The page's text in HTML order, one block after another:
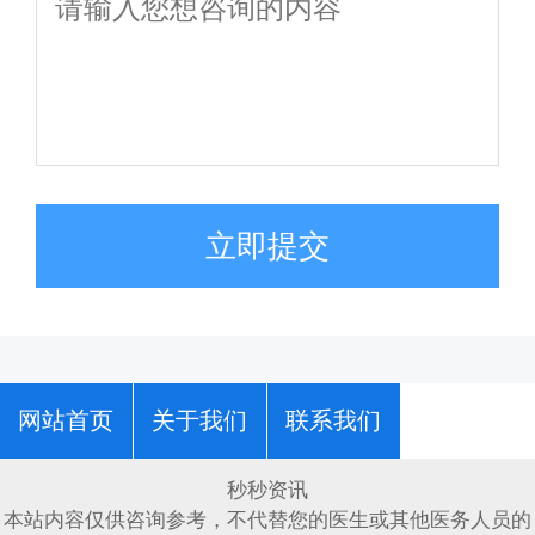
立即提交
网站首页 关于我们 联系我们
秒秒资讯
本站内容仅供咨询参考，不代替您的医生或其他医务人员的